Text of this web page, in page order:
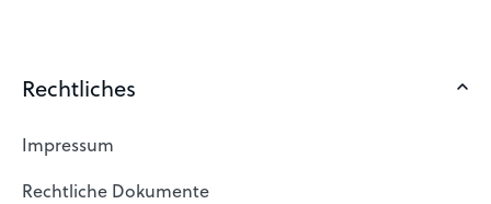
Rechtliches
Impressum
Rechtliche Dokumente